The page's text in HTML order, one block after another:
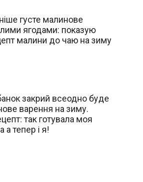
густе малинове
ягодами: показую
малини до чаю на зиму
закрий всеодно буде
варення на зиму.
так готувала моя
а тепер і я!